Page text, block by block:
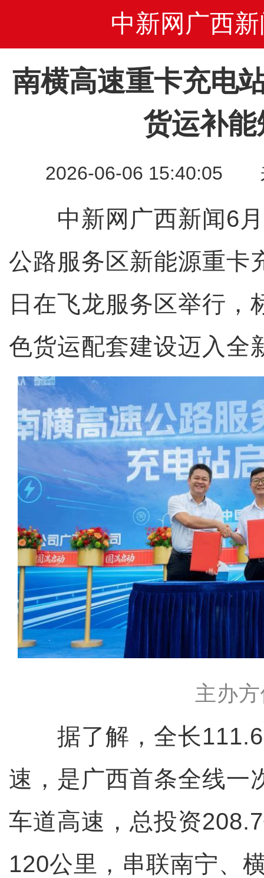
中新网广西新
南横高速重卡充电
货运补能
2026-06-06 15:40:05
中新网广西新闻6月
公路服务区新能源重卡
日在飞龙服务区举行，
色货运配套建设迈入全
主办
据了解，全长
速，是广西首条全线一
车道高速，总投资
120公里，串联南宁、